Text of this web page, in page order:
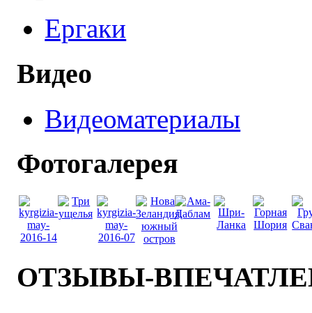
Ергаки
Видео
Видеоматериалы
Фотогалерея
ОТЗЫВЫ-